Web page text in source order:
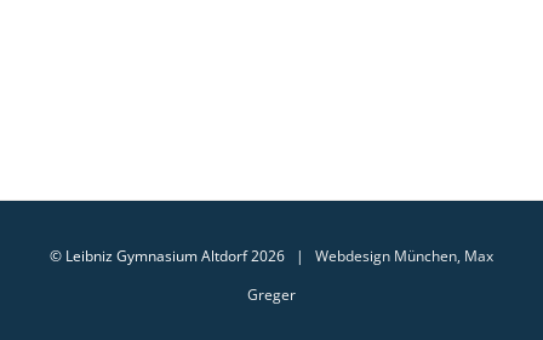
© Leibniz Gymnasium Altdorf 2026 | Webdesign München, Max
Greger